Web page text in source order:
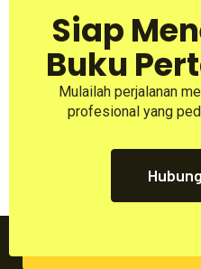
Siap
Buku
Mulailah perjalanan
profesional yang